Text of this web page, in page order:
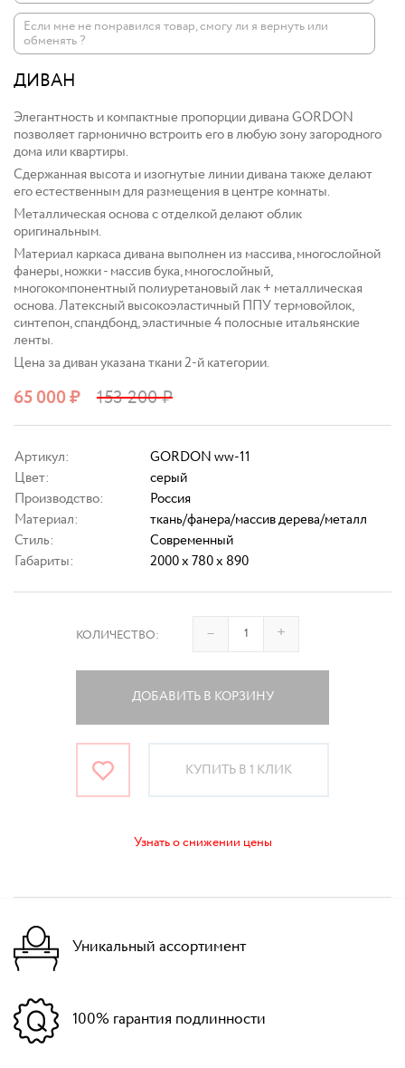
Если мне не понравился товар, смогу ли я вернуть или
обменять ?
ДИВАН
Элегантность и компактные пропорции дивана GORDON
позволяет гармонично встроить его в любую зону загородного
дома или квартиры.
Сдержанная высота и изогнутые линии дивана также делают
его естественным для размещения в центре комнаты.
Металлическая основа с отделкой делают облик
оригинальным.
Материал каркаса дивана выполнен из массива, многослойной
фанеры, ножки - массив бука, многослойный,
многокомпонентный полиуретановый лак + металлическая
основа. Латексный высокоэластичный ППУ термовойлок,
синтепон, спандбонд, эластичные 4 полосные итальянские
ленты.
Цена за диван указана ткани 2-й категории.
65 000₽ 153 200₽
Артикул:
GORDON ww-11
Цвет:
серый
Производство:
Россия
Материал:
ткань/фанера/массив дерева/металл
Стиль:
Современный
Габариты:
2000 x 780 x 890
КОЛИЧЕСТВО: – +
ДОБАВИТЬ В КОРЗИНУ
КУПИТЬ В 1 КЛИК
Узнать о снижении цены
Уникальный ассортимент
100% гарантия подлинности